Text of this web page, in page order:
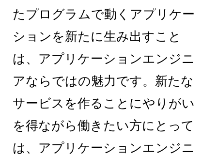
たプログラムで動くアプリケー
ションを新たに生み出すこと
は、アプリケーションエンジニ
アならではの魅力です。新たな
サービスを作ることにやりがい
を得ながら働きたい方にとって
は、アプリケーションエンジニ